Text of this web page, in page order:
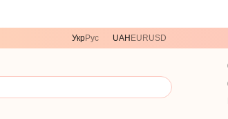
УкрРус UAH EURUSD